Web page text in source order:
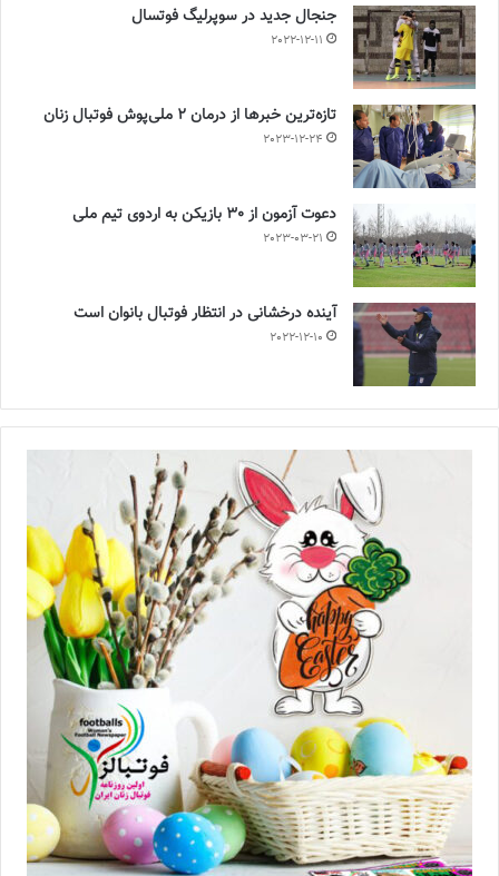
جنجال جدید در سوپرلیگ فوتسال
2022-12-11
تازه‌ترین خبرها از درمان ۲ ملی‌پوش فوتبال زنان
2023-12-24
دعوت آزمون از 30 بازیکن به اردوی تیم ملی
2023-03-21
آینده درخشانی در انتظار فوتبال بانوان است
2022-12-10